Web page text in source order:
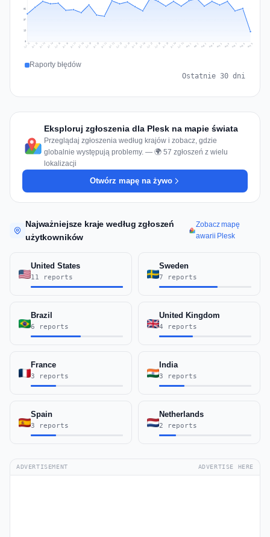
19
37
56
Jul 11 Jul 12 Jul 13 Jul 14 Jul 15 Jul 16 Jul 17 Jul 18 Jul 19 Jul 20 Jul 21 Jul 22 Jul 23 Jul 24 Jul 25 Jul 26 Jul 27 Jul 28 Jul 29 Jul 30 Jul 31 Aug 1 Aug 2 Aug 3 Aug 4 Aug 5 Aug 6 Aug 7 Aug 8 Aug 9
Raporty błędów
Ostatnie 30 dni
Eksploruj zgłoszenia dla Plesk na mapie świata
Przeglądaj zgłoszenia według krajów i zobacz, gdzie
globalnie występują problemy. — 🌍 57 zgłoszeń z wielu
lokalizacji
Otwórz mapę na żywo
Najważniejsze kraje według zgłoszeń
użytkowników
Zobacz mapę
awarii Plesk
United States
11 reports
Sweden
7 reports
Brazil
6 reports
United Kingdom
4 reports
France
3 reports
India
3 reports
Spain
3 reports
Netherlands
2 reports
ADVERTISEMENT ADVERTISE HERE